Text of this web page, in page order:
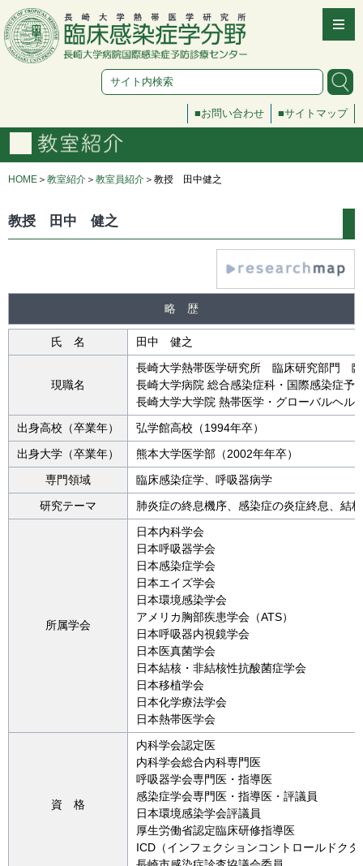
お問い合わせ サイトマップ
HOME ＞ 教室紹介 ＞ 教室員紹介 ＞教授 田中健之
教授 田中 健之
略 歴
氏 名 田中 健之
現職名
長崎大学熱帯医学研究所 臨床研究部門
長崎大学病院 総合感染症科・国際感染症
長崎大学大学院 熱帯医学・グローバルヘ
出身高校（卒業年）
弘学館高校（1994年卒）
出身大学（卒業年）
熊本大学医学部（2002年年卒）
専門領域
臨床感染症学、呼吸器病学
研究テーマ
肺炎症の終息機序、感染症の炎症終息、結
所属学会
日本内科学会
日本呼吸器学会
日本感染症学会
日本エイズ学会
日本環境感染学会
アメリカ胸部疾患学会（ATS）
日本呼吸器内視鏡学会
日本医真菌学会
日本結核・非結核性抗酸菌症学会
日本移植学会
日本化学療法学会
日本熱帯医学会
資 格
内科学会認定医
内科学会総合内科専門医
呼吸器学会専門医・指導医
感染症学会専門医・指導医・評議員
日本環境感染学会評議員
厚生労働省認定臨床研修指導医
ICD（インフェクションコントロールドクタ